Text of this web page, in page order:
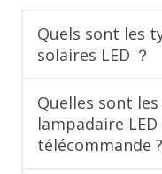
Quels sont les
solaires LED ？
Quelles sont
lampadaire
télécommande ?